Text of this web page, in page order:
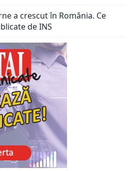
a crescut în România. Ce
de INS